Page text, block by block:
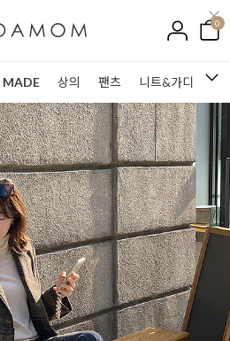
0
MADE 상의 팬츠 니트&가디건